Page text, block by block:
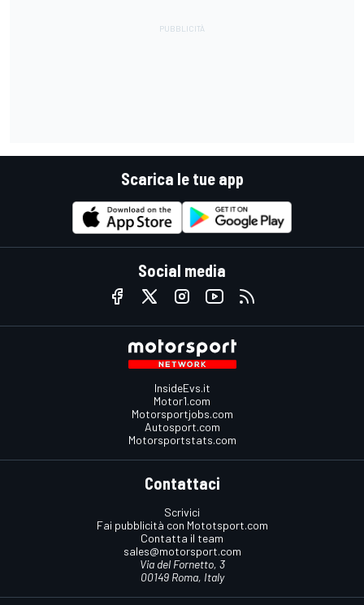
Scarica le tue app
Social media
InsideEvs.it
Motor1.com
Motorsportjobs.com
Autosport.com
Motorsportstats.com
Contattaci
Scrivici
Fai pubblicità con Mototsport.com
Contatta il team
sales@motorsport.com
Via del Fornetto, 3
00149 Roma, Italy